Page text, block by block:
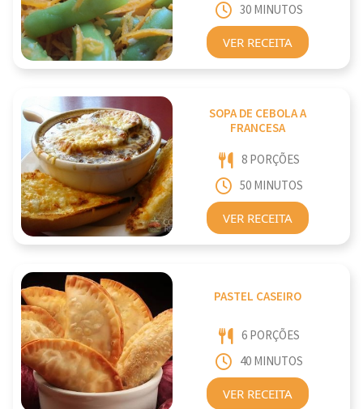
30 MINUTOS
VER RECEITA
SOPA DE CEBOLA A
FRANCESA
8 PORÇÕES
50 MINUTOS
VER RECEITA
PASTEL CASEIRO
6 PORÇÕES
40 MINUTOS
VER RECEITA